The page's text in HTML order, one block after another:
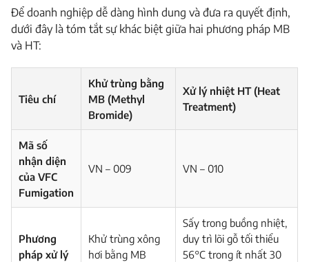
Để doanh nghiệp dễ dàng hình dung và đưa ra quyết định,
dưới đây là tóm tắt sự khác biệt giữa hai phương pháp MB
và HT:
Tiêu chí
Khử trùng bằng
MB (Methyl
Bromide)
Xử lý nhiệt HT (Heat
Treatment)
Mã số
nhận diện
của VFC
Fumigation
VN – 009 VN – 010
Phương
pháp xử lý
Khử trùng xông
hơi bằng MB
Sấy trong buồng nhiệt,
duy trì lõi gỗ tối thiểu
56°C trong ít nhất 30